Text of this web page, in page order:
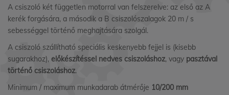
A csiszoló két független motorral van felszerelve: az első az A
kerék forgására, a második a B csiszolószalagok 20 m / s
sebességgel történő meghajtására szolgál.
A csiszoló szállítható speciális keskenyebb fejjel is (kisebb
sugarakhoz), előkészítéssel nedves csiszoláshoz, vagy pasztával
történő csiszoláshoz.
Minimum / maximum munkadarab átmérője 10/200 mm